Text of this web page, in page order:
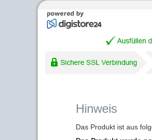
Hinweis
Das Produkt ist aus